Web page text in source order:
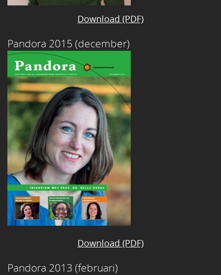
Download (PDF)
Pandora 2015 (december)
Download (PDF)
Pandora 2013 (februari)